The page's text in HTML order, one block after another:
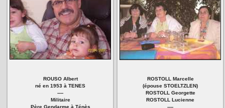
ROUSO Albert
né en 1953 à TENES
----
Militaire
Père Gendarme à Ténès
ROSTOLL Marcelle
(épouse STOELTZLEN)
ROSTOLL Georgette
ROSTOLL Lucienne
----